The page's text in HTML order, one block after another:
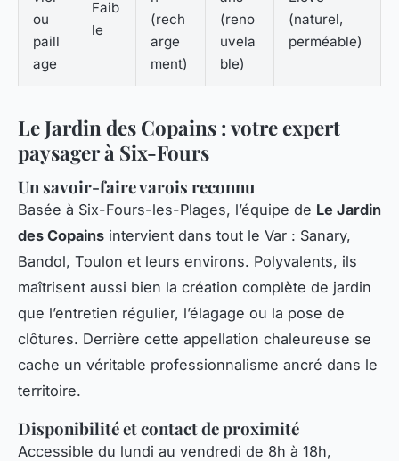
ou
paill
age
Faib
le
(rech
arge
ment)
(reno
uvela
ble)
(naturel,
perméable)
Le Jardin des Copains : votre expert
paysager à Six-Fours
Un savoir-faire varois reconnu
Basée à Six-Fours-les-Plages, l’équipe de Le Jardin
des Copains intervient dans tout le Var : Sanary,
Bandol, Toulon et leurs environs. Polyvalents, ils
maîtrisent aussi bien la création complète de jardin
que l’entretien régulier, l’élagage ou la pose de
clôtures. Derrière cette appellation chaleureuse se
cache un véritable professionnalisme ancré dans le
territoire.
Disponibilité et contact de proximité
Accessible du lundi au vendredi de 8h à 18h,